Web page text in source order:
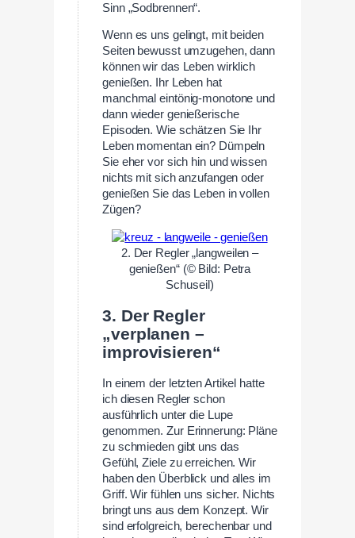
Sinn „Sodbrennen“.
Wenn es uns gelingt, mit beiden
Seiten bewusst umzugehen, dann
können wir das Leben wirklich
genießen. Ihr Leben hat
manchmal eintönig-monotone und
dann wieder genießerische
Episoden. Wie schätzen Sie Ihr
Leben momentan ein? Dümpeln
Sie eher vor sich hin und wissen
nichts mit sich anzufangen oder
genießen Sie das Leben in vollen
Zügen?
2. Der Regler „langweilen –
genießen“ (© Bild: Petra
Schuseil)
3. Der Regler
„verplanen –
improvisieren“
In einem der letzten Artikel hatte
ich diesen Regler schon
ausführlich unter die Lupe
genommen. Zur Erinnerung: Pläne
zu schmieden gibt uns das
Gefühl, Ziele zu erreichen. Wir
haben den Überblick und alles im
Griff. Wir fühlen uns sicher. Nichts
bringt uns aus dem Konzept. Wir
sind erfolgreich, berechenbar und